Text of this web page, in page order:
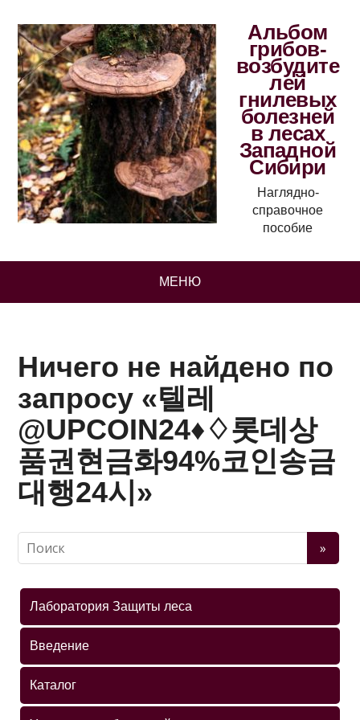
Альбом
грибов-
возбудите
лей
гнилевых
болезней
в лесах
Западной
Сибири
Наглядно-
справочное
пособие
МЕНЮ
Ничего не найдено по
запросу «텔레
@UPCOIN24♦♢롯데상
품권현금화94%코인송금
대행24시»
Лаборатория Защиты леса
Введение
Каталог